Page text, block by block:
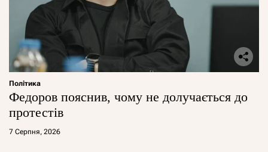
Політика
Федоров пояснив, чому не долучається до
протестів
7 Серпня, 2026